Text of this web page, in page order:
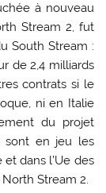
à nouveau
Stream 2, fut
South Stream :
de 2,4 milliards
contrats si le
ni en Italie
du projet
sont en jeu les
dans l’Ue des
Stream 2.